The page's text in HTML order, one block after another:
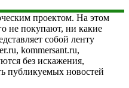
проектом. На этом
не покупают, ни какие
собой ленту
kommersant.ru,
без искажения,
публикуемых новостей